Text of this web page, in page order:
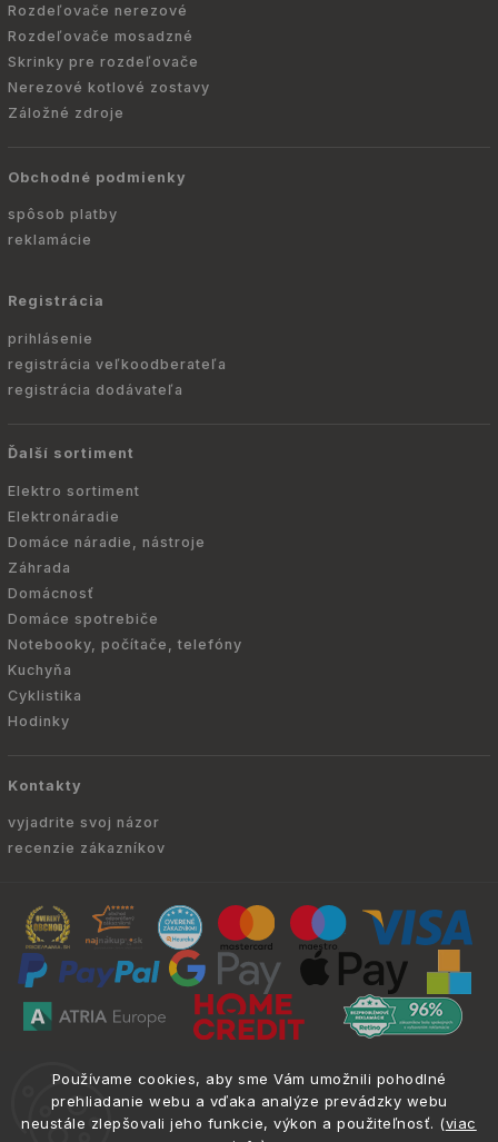
Používame cookies, aby sme Vám umožnili pohodlné
prehliadanie webu a vďaka analýze prevádzky webu
neustále zlepšovali jeho funkcie, výkon a použiteľnosť. (viac
Rozdeľovače nerezové
Rozdeľovače mosadzné
Skrinky pre rozdeľovače
Nerezové kotlové zostavy
Záložné zdroje
Obchodné podmienky
spôsob platby
reklamácie
Registrácia
prihlásenie
registrácia veľkoodberateľa
registrácia dodávateľa
Ďalší sortiment
Elektro sortiment
Elektronáradie
Domáce náradie, nástroje
Záhrada
Domácnosť
Domáce spotrebiče
Notebooky, počítače, telefóny
Kuchyňa
Cyklistika
Hodinky
Kontakty
vyjadrite svoj názor
recenzie zákazníkov
práva vyhradené.